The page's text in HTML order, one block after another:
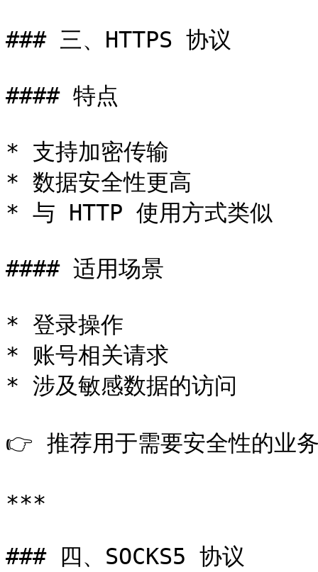
### 三、HTTPS 协议
#### 特点
* 支持加密传输
* 数据安全性更高
* 与 HTTP 使用方式类似
#### 适用场景
* 登录操作
* 账号相关请求
* 涉及敏感数据的访问
👉 推荐用于需要安全性的业
***
### 四、SOCKS5 协议